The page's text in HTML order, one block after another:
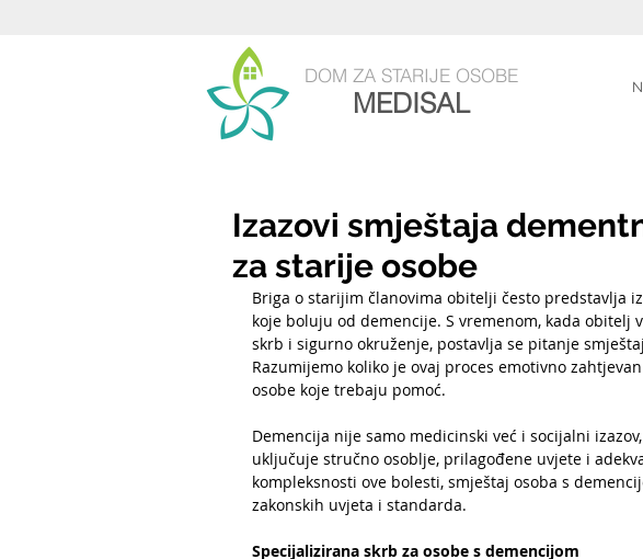
DOM ZA STARIJE OSOBE
MEDISAL
Izazovi smještaja
za starije osobe
Briga o starijim članovima obitelji često predstavlja
koje boluju od demencije. S vremenom, kada
skrb i sigurno okruženje, postavlja se pitanje
Razumijemo koliko je ovaj proces emotivno
osobe koje trebaju pomoć.
Demencija nije samo medicinski već i socijalni
uključuje stručno osoblje, prilagođene uvjete i
kompleksnosti ove bolesti, smještaj osoba s
zakonskih uvjeta i standarda.
Specijalizirana skrb za osobe s demencijom